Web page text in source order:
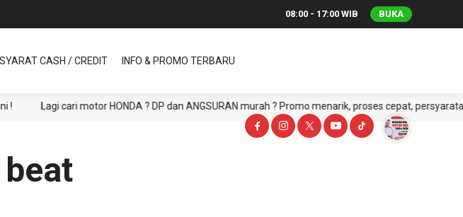
08:00 - 17:00 WIB BUKA
SYARAT CASH / CREDIT INFO & PROMO TERBARU
Lagi cari motor HONDA ? DP dan ANGSURAN murah ? Promo menarik, proses cepat, persyaratan